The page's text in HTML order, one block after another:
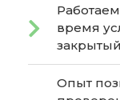
время
Опыт